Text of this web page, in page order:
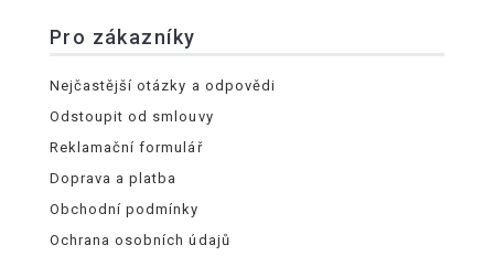
Pro zákazníky
Nejčastější otázky a odpovědi
Odstoupit od smlouvy
Reklamační formulář
Doprava a platba
Obchodní podmínky
Ochrana osobních údajů